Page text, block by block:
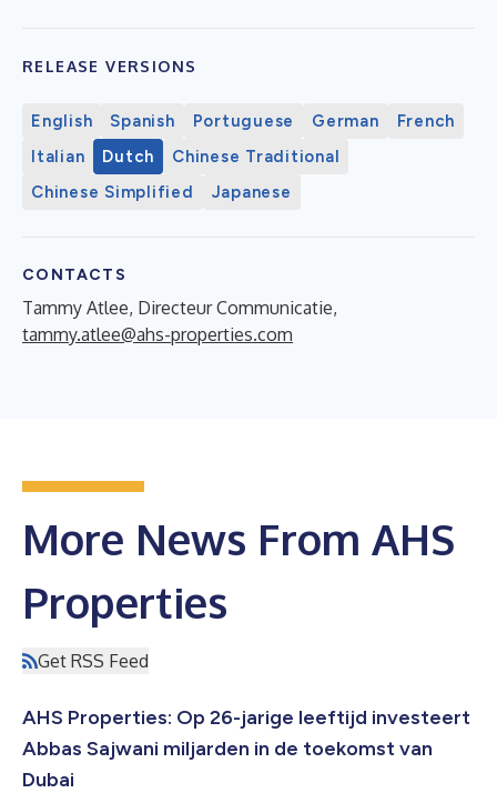
RELEASE VERSIONS
English Spanish Portuguese German
French
Italian
Dutch
Chinese Traditional
Chinese Simplified
Japanese
CONTACTS
Tammy Atlee, Directeur Communicatie,
tammy.atlee@ahs-properties.com
More News From AHS
Properties
Get RSS Feed
AHS Properties: Op 26-jarige leeftijd investeert
Abbas Sajwani miljarden in de toekomst van
Dubai